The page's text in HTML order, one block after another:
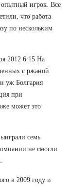
игрок. Все
что работа
по нескольким
2012 6:15 На
с ржаной
уж Болгария
при
может это
семь
не смогли
в 2009 году и